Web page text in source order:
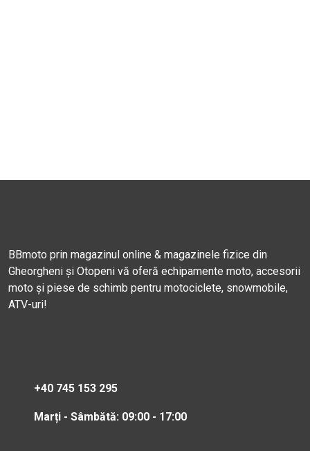
BBmoto prin magazinul online & magazinele fizice din
Gheorgheni și Otopeni vă oferă echipamente moto, accesorii
moto și piese de schimb pentru motociclete, snowmobile,
ATV-uri!
+40 745 153 295
Marți - Sâmbătă: 09:00 - 17:00